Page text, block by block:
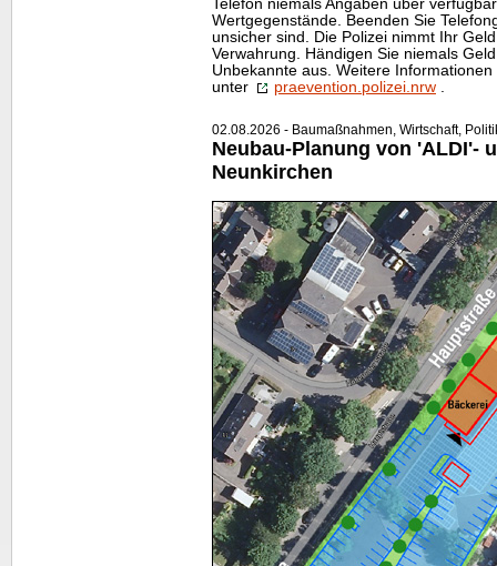
Telefon niemals Angaben über
Wertgegenstände. Beenden Sie
unsicher sind. Die Polizei nimmt Ihr
Verwahrung. Händigen Sie niemals
Unbekannte aus. Weitere
unter
praevention.polizei.nrw
02.08.2026 - Baumaßnahmen, Wirtschaft,
Neubau-Planung von 'ALDI'-
Neunkirchen